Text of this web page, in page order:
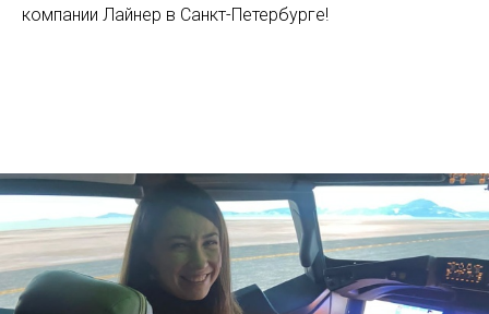
компании Лайнер в Санкт-Петербурге!